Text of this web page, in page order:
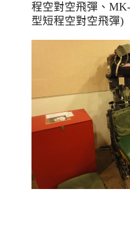
程空對空飛彈、
型短程空對空飛彈)